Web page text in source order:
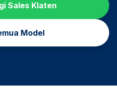
Sales Klaten
Model